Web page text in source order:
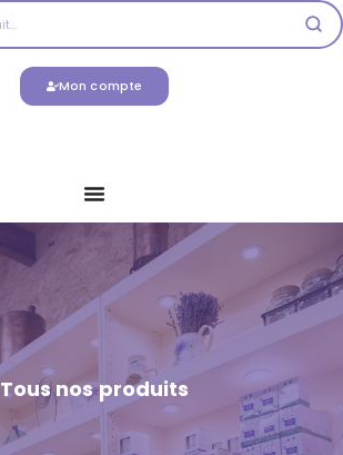
Mon compte
Tous nos produits